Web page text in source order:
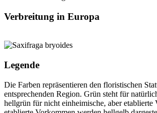
Verbreitung in Europa
Legende
Die Farben repräsentieren den floristischen
entsprechenden Region. Grün steht für
hellgrün für nicht einheimische, aber